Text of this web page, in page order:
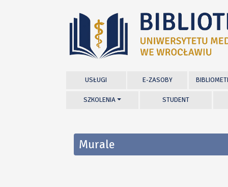
USŁUGI E-ZASOBY
SZKOLENIA STUDENT
Murale